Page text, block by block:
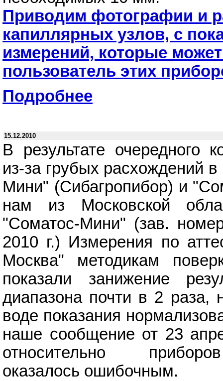
Приводим фотографии и
капиллярных узлов, с
измерений, которые
пользователь этих
Подробнее
15.12.2010
В результате очередного
из-за грубых расхождений
Мини" (Сибагропибор) и
нам из Московской
"Соматос-Мини" (зав.
2010 г.) Измерения по
Москва" методикам
показали занижение
диапазона почти в 2 раза,
воде показания
наше сообщение от 23
относительно
оказалось ошибочным.